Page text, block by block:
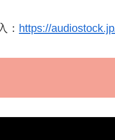
： https://